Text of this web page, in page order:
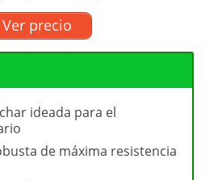
Ver precio
ideada para el
de máxima resistencia